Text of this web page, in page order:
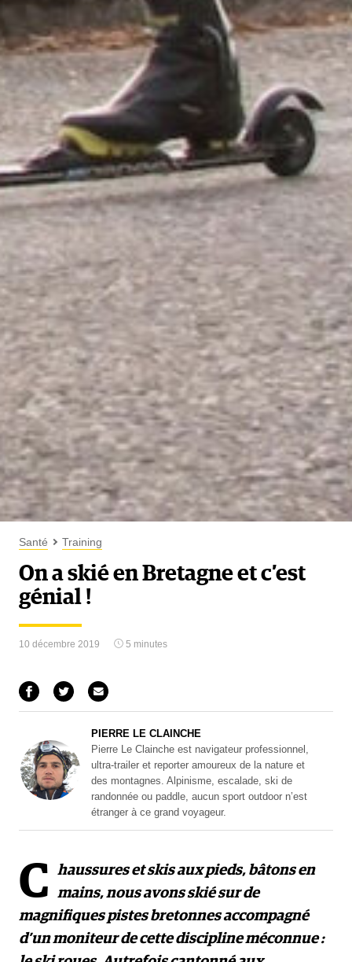
Santé Training
On a skié en Bretagne et c’est
génial !
10 décembre 2019 5 minutes
PIERRE LE CLAINCHE
Pierre Le Clainche est navigateur professionnel,
ultra-trailer et reporter amoureux de la nature et
des montagnes. Alpinisme, escalade, ski de
randonnée ou paddle, aucun sport outdoor n’est
étranger à ce grand voyageur.
C
haussures et skis aux pieds, bâtons en
mains, nous avons skié sur de
magnifiques pistes bretonnes accompagné
d’un moniteur de cette discipline méconnue :